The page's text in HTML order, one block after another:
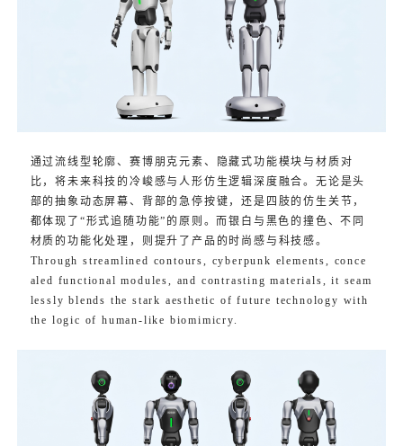
通过流线型轮廓、赛博朋克元素、隐藏式功能模块与材质对
比，将未来科技的冷峻感与人形仿生逻辑深度融合。无论是头
部的抽象动态屏幕、背部的急停按键，还是四肢的仿生关节，
都体现了“形式追随功能”的原则。而银白与黑色的撞色、不同
材质的功能化处理，则提升了产品的时尚感与科技感。
Through streamlined contours, cyberpunk elements, conce
aled functional modules, and contrasting materials, it seam
lessly blends the stark aesthetic of future technology with
the logic of human-like biomimicry.